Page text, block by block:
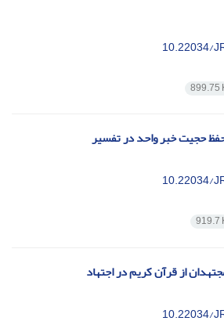
10.22034/
899.75
حجیت خبر واحد در تفسیر
10.22034/
919.7
از قرآن کریم در اجتهاد
10.22034/